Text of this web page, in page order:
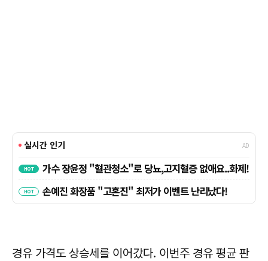
경유 가격도 상승세를 이어갔다. 이번주 경유 평균 판